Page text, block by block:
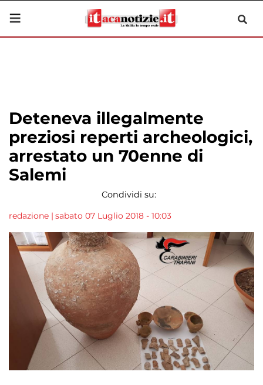
Deteneva illegalmente
preziosi reperti archeologici,
arrestato un 70enne di
Salemi
Condividi su:
redazione | sabato 07 Luglio 2018 - 10:03